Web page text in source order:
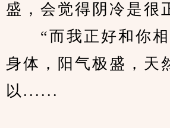
盛，会觉得阴冷是很
“而我正好和你相
身体，阳气极盛，天
以......